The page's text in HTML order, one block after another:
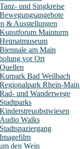
Tanz- und Singkreise
Bewegungsangebote
& Ausstellungen
Kunstforum Mainturm
Heimatmuseum
Biennale am Main
vor Ort
Quellen
Kurpark Bad Weilbach
Regionalpark Rhein-Main
Rad- und Wanderwege
Stadtparks
Kinderstreuobstwiesen
Audio Walks
Stadtspaziergang
Imagefilm
den Wein